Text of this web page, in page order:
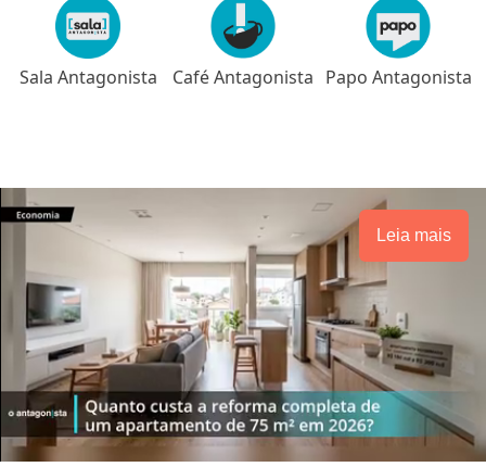
Sala Antagonista Café Antagonista Papo Antagonista
Leia mais